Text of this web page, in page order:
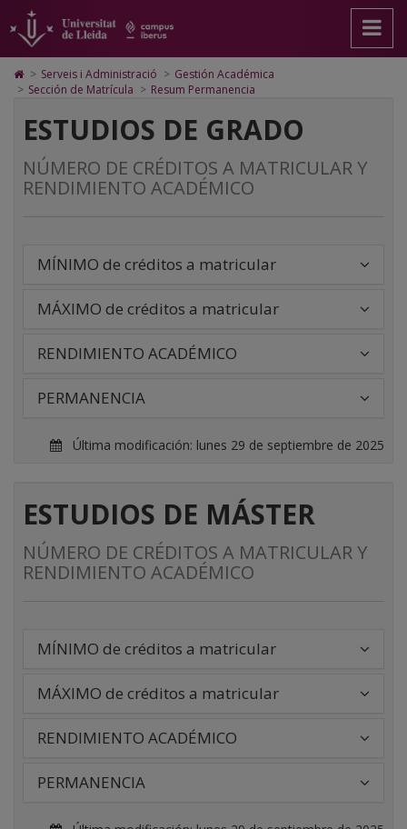
Resum
Permanència
pàgina
principal.
Universitat
Lleida
contenido
principal
página
Mapa
Web.
Universitat
Lleida
Cerca
Accessibilitat.
Universitat
Lleida
Icono
de
para
ir
la
página
de
> Serveis i Administració > Gestión Académica
> Sección de Matrícula > Resum Permanencia
ESTUDIOS DE GRADO
NÚMERO DE CRÉDITOS A MATRICULAR Y
RENDIMIENTO ACADÉMICO
MÍNIMO de créditos a matricular
MÁXIMO de créditos a matricular
RENDIMIENTO ACADÉMICO
PERMANENCIA
Última modificación: lunes 29 de septiembre de 2025
ESTUDIOS DE MÁSTER
NÚMERO DE CRÉDITOS A MATRICULAR Y
RENDIMIENTO ACADÉMICO
MÍNIMO de créditos a matricular
MÁXIMO de créditos a matricular
RENDIMIENTO ACADÉMICO
PERMANENCIA